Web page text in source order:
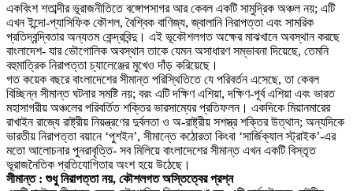
একবিংশ শতাব্দীর ভূরাজনীতিতে বঙ্গোপসাগর আর কেবল একটি সামুদ্রিক অঞ্চল নয়; এটি
এখন ইন্দো-প্যাসিফিক কৌশল, বৈশ্বিক বাণিজ্য, জ্বালানি নিরাপত্তা এবং সামরিক
প্রতিদ্বন্দ্বিতার অন্যতম কেন্দ্রবিন্দু। এই ভূকৌশলগত অক্ষের মাঝখানে অবস্থান করছে
বাংলাদেশ- যার ভৌগোলিক অবস্থান তাকে যেমন অসাধারণ সম্ভাবনা দিয়েছে, তেমনি
বহুমাত্রিক নিরাপত্তা চ্যালেঞ্জের মুখেও দাঁড় করিয়েছে।
গত কয়েক বছরে বাংলাদেশের সীমান্ত পরিস্থিতিতে যে পরিবর্তন এসেছে, তা কেবল
বিচ্ছিন্ন সীমান্ত ঘটনার সমষ্টি নয়; বরং এটি দক্ষিণ এশিয়া, দক্ষিণ-পূর্ব এশিয়া এবং ভারত
মহাসাগরীয় অঞ্চলের পরিবর্তিত শক্তির ভারসাম্যের প্রতিফলন। একদিকে মিয়ানমারের
রাখাইন রাজ্যে রাষ্ট্রীয় নিয়ন্ত্রণের দুর্বলতা ও অ-রাষ্ট্রীয় সশস্ত্র শক্তির উত্থান; অন্যদিকে
ভারতীয় নিরাপত্তা বয়ানে ‘পুশইন’, সীমান্তে কঠোরতা কিংবা ‘সার্জিক্যাল স্ট্রাইক’-এর
মতো আলোচনার পুনরাবৃত্তি- সব মিলিয়ে বাংলাদেশের সীমান্ত এখন একটি বিস্তৃত
ভূরাজনৈতিক প্রতিযোগিতার অংশ হয়ে উঠেছে।
সীমান্ত : শুধু নিরাপত্তা নয়, কৌশলগত অস্তিত্বের প্রশ্ন